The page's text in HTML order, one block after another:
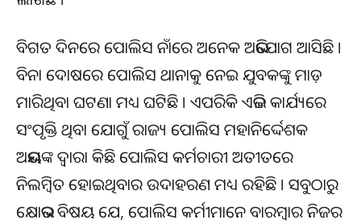
ବିଗତ ଦିନରେ ପୋଲିସ ନାଁରେ ଅନେକ ଅଭିଯୋଗ ଆସିଛି ।
ବିନା ଦୋଷରେ ପୋଲିସ ଥାନାକୁ ନେଇ ଯୁବକଙ୍କୁ ମାଡ଼
ମାରିଥିବା ଘଟଣା ମଧ୍ୟ ଘଟିଛି । ଏପରିକି ଏଭଳି କାର୍ଯ୍ୟରେ
ସଂପୃକ୍ତି ଥିବା ଯୋଗୁଁ ରାଜ୍ୟ ପୋଲିସ ମହାନିର୍ଦ୍ଦେଶକ
ଅଭୟଙ୍କ ଦ୍ୱାରା କିଛି ପୋଲିସ କର୍ମଚାରୀ ଅତୀତରେ
ନିଲମ୍ବିତ ହୋଇଥିବାର ଉଦାହରଣ ମଧ୍ୟ ରହିଛି । ସବୁଠାରୁ
କ୍ଷୋଭର ବିଷୟ ଯେ, ପୋଲିସ କର୍ମୀମାନେ ବାରମ୍ବାର ନିଜର